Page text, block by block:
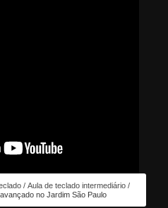
Aula de teclado intermediário
no Jardim São Paulo